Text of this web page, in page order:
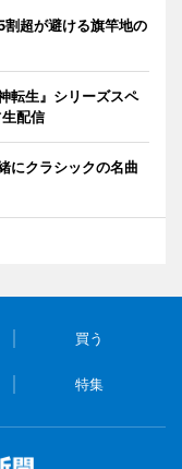
超が避ける旗竿地の
転生』シリーズスペ
配信
にクラシックの名曲
買う
特集